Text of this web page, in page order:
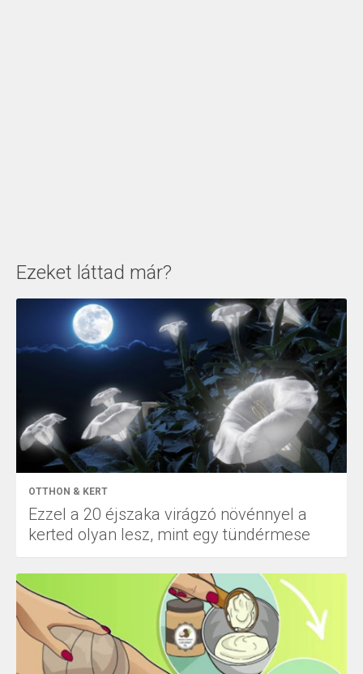
Ezeket láttad már?
OTTHON & KERT
Ezzel a 20 éjszaka virágzó növénnyel a
kerted olyan lesz, mint egy tündérmese